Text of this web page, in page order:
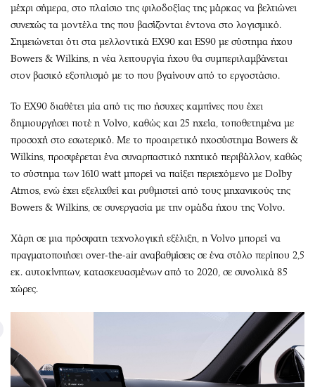
μέχρι σήμερα, στο πλαίσιο της φιλοδοξίας της μάρκας να βελτιώνει
συνεχώς τα μοντέλα της που βασίζονται έντονα στο λογισμικό.
Σημειώνεται ότι στα μελλοντικά EX90 και ES90 με σύστημα ήχου
Bowers & Wilkins, η νέα λειτουργία ήχου θα συμπεριλαμβάνεται
στον βασικό εξοπλισμό με το που βγαίνουν από το εργοστάσιο.
Το EX90 διαθέτει μία από τις πιο ήσυχες καμπίνες που έχει
δημιουργήσει ποτέ η Volvo, καθώς και 25 ηχεία, τοποθετημένα με
προσοχή στο εσωτερικό. Με το προαιρετικό ηχοσύστημα Bowers &
Wilkins, προσφέρεται ένα συναρπαστικό ηχητικό περιβάλλον, καθώς
το σύστημα των 1610 watt μπορεί να παίξει περιεχόμενο με Dolby
Atmos, ενώ έχει εξελιχθεί και ρυθμιστεί από τους μηχανικούς της
Bowers & Wilkins, σε συνεργασία με την ομάδα ήχου της Volvo.
Χάρη σε μια πρόσφατη τεχνολογική εξέλιξη, η Volvo μπορεί να
πραγματοποιήσει over-the-air αναβαθμίσεις σε ένα στόλο περίπου 2,5
εκ. αυτοκίνητων, κατασκευασμένων από το 2020, σε συνολικά 85
χώρες.